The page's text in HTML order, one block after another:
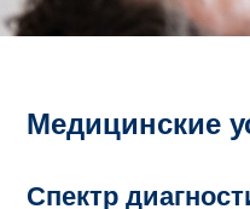
Медицинские
Спектр